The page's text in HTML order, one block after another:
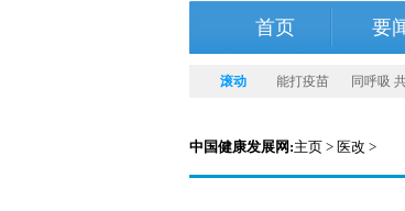
首页 要
滚动
北京王府井：下楼就能打疫苗 同呼吸 共命
中国健康发展网:主页 > 医改 >